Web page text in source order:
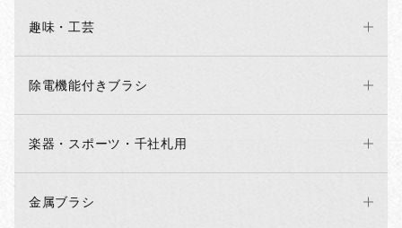
趣味・工芸
除電機能付きブラシ
楽器・スポーツ・千社札用
金属ブラシ